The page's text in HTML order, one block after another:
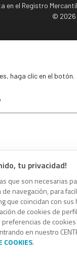
tu privacidad!
que son necesarias
navegación, para
que coincidan con
de cookies de
de
en nuestro
COOKIES.
en el Registro
© 2026
haga clic en el botón.
haga clic en el botón.